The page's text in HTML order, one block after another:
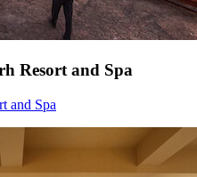
Resort and Spa
and Spa